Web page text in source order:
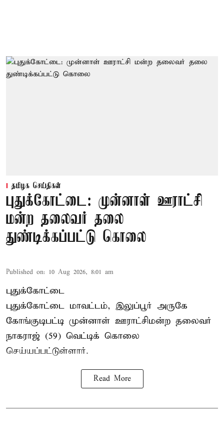
தமிழக செய்திகள்
புதுக்கோட்டை: முன்னாள் ஊராட்சி
மன்ற தலைவர் தலை
துண்டிக்கப்பட்டு கொலை
Published on: 10 Aug 2026, 8:01 am
புதுக்கோட்டை
புதுக்கோட்டை மாவட்டம், இலுப்பூர் அருகே
கோங்குடிபட்டி முன்னாள் ஊராட்சிமன்ற தலைவர்
நாகராஜ் (59) வெட்டிக் கொலை
செய்யப்பட்டுள்ளார்.
Read More